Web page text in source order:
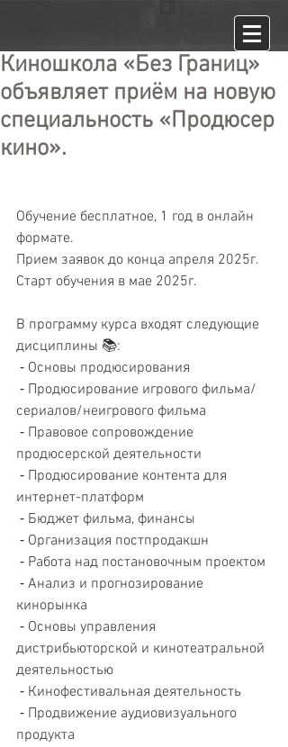
Киношкола «Без Границ»
объявляет приём на новую
специальность «Продюсер
кино».
Обучение бесплатное, 1 год в онлайн
формате.
Прием заявок до конца апреля 2025г.
Старт обучения в мае 2025г.
В программу курса входят следующие
дисциплины 📚:
⁃ Основы продюсирования
сериалов/неигрового фильма
продюсерской деятельности
интернет-платформ
⁃ Бюджет фильма, финансы
⁃ Организация постпродакшн
⁃ Работа над постановочным проектом
кинорынка
дистрибьюторской и кинотеатральной
деятельностью
⁃ Кинофестивальная деятельность
продукта